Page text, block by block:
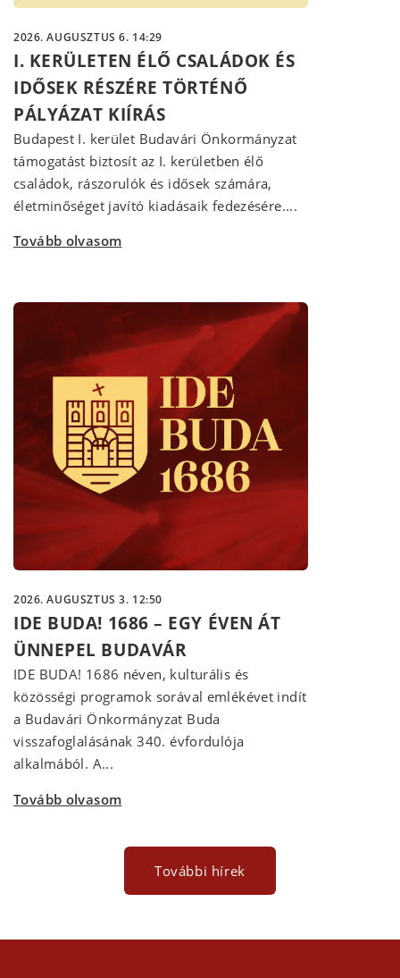
2026. AUGUSZTUS 6. 14:29
I. KERÜLETEN ÉLŐ CSALÁDOK ÉS
IDŐSEK RÉSZÉRE TÖRTÉNŐ
PÁLYÁZAT KIÍRÁS
Budapest I. kerület Budavári Önkormányzat
támogatást biztosít az I. kerületben élő
családok, rászorulók és idősek számára,
életminőséget javító kiadásaik fedezésére....
Tovább olvasom
2026. AUGUSZTUS 3. 12:50
IDE BUDA! 1686 – EGY ÉVEN ÁT
ÜNNEPEL BUDAVÁR
IDE BUDA! 1686 néven, kulturális és
közösségi programok sorával emlékévet indít
a Budavári Önkormányzat Buda
visszafoglalásának 340. évfordulója
alkalmából. A...
Tovább olvasom
További hírek